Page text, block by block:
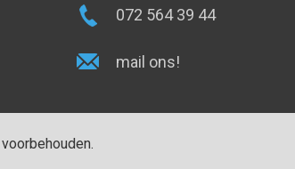
072 564 39 44
mail ons!